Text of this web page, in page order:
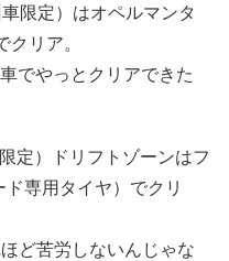
限定）はオペルマンタ
クリア。
でやっとクリアできた
定）ドリフトゾーンはフ
専用タイヤ）でクリ
ど苦労しないんじゃな